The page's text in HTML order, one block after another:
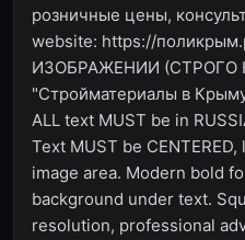
розничные цены,
website: https://
ИЗОБРАЖЕНИИ (СТРОГО
"Стройматериалы в
ALL text MUST be in
Text MUST be
image area. Modern bold
background under text.
resolution, professional